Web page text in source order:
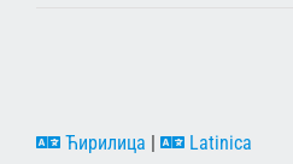
Ћирилица | Latinica